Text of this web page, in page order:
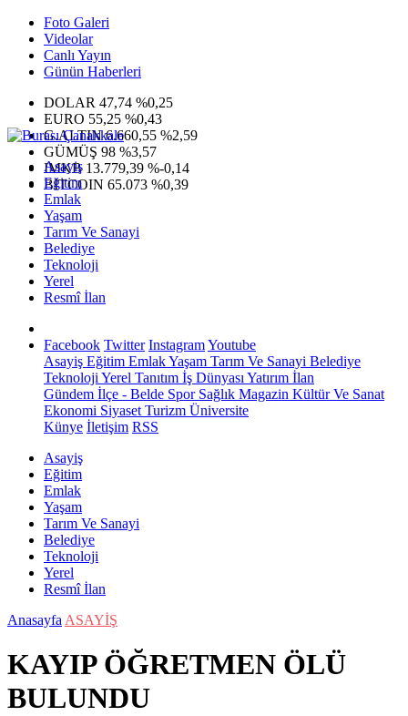
Foto Galeri
Videolar
Canlı Yayın
Günün Haberleri
DOLAR 47,74 %0,25
EURO 55,25 %0,43
G.ALTIN6.660,55 %2,59
GÜMÜŞ 98 %3,57
IMKB 13.779,39 %-0,14
BITCOIN 65.073 %0,39
Asayiş
Eğitim
Emlak
Yaşam
Tarım Ve Sanayi
Belediye
Teknoloji
Yerel
Resmî İlan
Facebook Twitter InstagramYoutube
Asayiş Eğitim EmlakYaşam Tarım Ve Sanayi Belediye
Teknoloji Yerel Tanıtım İş Dünyası Yatırım İlan
Gündem İlçe - Belde SporSağlık Magazin Kültür Ve Sanat
Ekonomi Siyaset Turizm Üniversite
Künye İletişim RSS
Asayiş
Eğitim
Emlak
Yaşam
Tarım Ve Sanayi
Belediye
Teknoloji
Yerel
Resmî İlan
Anasayfa ASAYİŞ
KAYIP ÖĞRETMEN ÖLÜ
BULUNDU